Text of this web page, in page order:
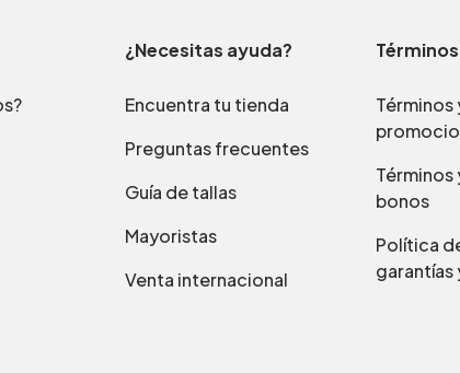
¿Necesitas ayuda?
Encuentra tu tienda
Preguntas frecuentes
Guía de tallas
Mayoristas
Venta internacional
bonos
Política